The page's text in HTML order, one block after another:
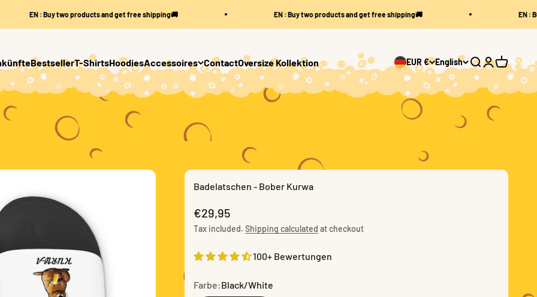
EN : Buy two products and get free shipping🚚 EN : Buy two products and get free shipping🚚 EN :
BestsellerT-ShirtsHoodiesAccessoires ContactOversize Kollektion EUR € English Open search
OpenOpen cart
Badelatschen - Bober Kurwa
Sale price
€29,95
Tax included. Shipping calculated at checkout
100+ Bewertungen
Farbe:Black/White